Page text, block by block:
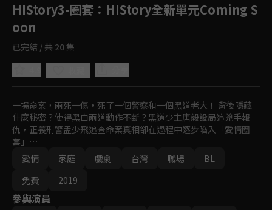
HIStory3-圈套 ：HIStory全新單元Coming S
oon
已完結 / 共 20 集
一場命案，兩死一傷，死了一個警察和一個黑道老大！ 背後隱藏
什麼秘密？使得黑白兩道動作不斷？黑道少主唐毅設局追兇手報
仇，正義刑警孟少飛追查命案真相卻在過程中逐步陷入「愛情圈
套」…
愛情
家庭 戲劇 台灣 職場
BL
免費
2019
參與演員